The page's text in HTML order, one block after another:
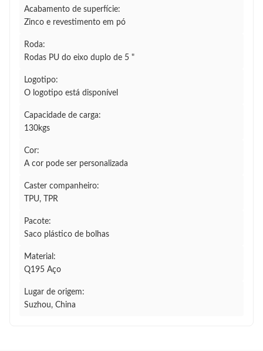
Acabamento de superfície:
Zinco e revestimento em pó
Roda:
Rodas PU do eixo duplo de 5 "
Logotipo:
O logotipo está disponível
Capacidade de carga:
130kgs
Cor:
A cor pode ser personalizada
Caster companheiro:
TPU, TPR
Pacote:
Saco plástico de bolhas
Material:
Q195 Aço
Lugar de origem:
Suzhou, China